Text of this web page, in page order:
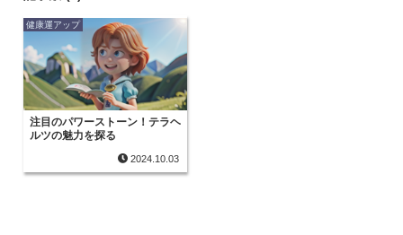
健康運アップ
注目のパワーストーン！テラヘ
ルツの魅力を探る
2024.10.03